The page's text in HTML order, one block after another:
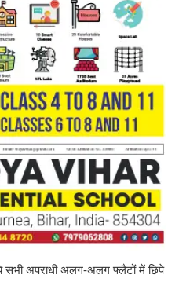
सभी अपराधी अलग-अलग फ्लैटों में छिपे